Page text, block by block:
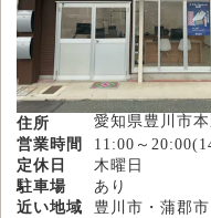
住所
愛知県豊川市
営業時間
11:00～
定休日
木曜日
駐車場
あり
近い地域
豊川市・蒲郡